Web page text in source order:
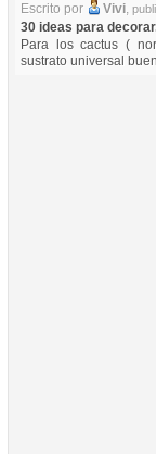
Escrito por
Vivi,
30 ideas para
Para los cactus (
sustrato universal